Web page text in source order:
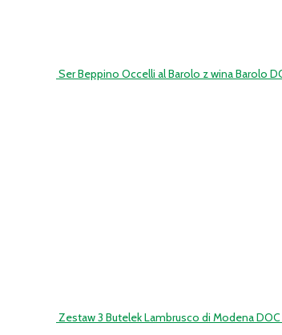
Ser Beppino Occelli al Barolo z wina Barolo
Zestaw 3 Butelek Lambrusco di Modena